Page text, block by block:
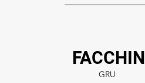
FACCHIN
GRU